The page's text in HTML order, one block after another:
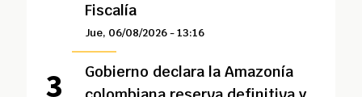
Fiscalía
Jue, 06/08/2026 - 13:16
Gobierno declara la Amazonía